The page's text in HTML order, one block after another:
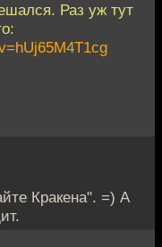
Раз уж тут
Кракена". =) А